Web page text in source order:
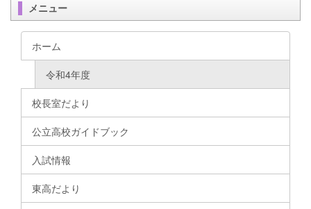
メニュー
ホーム
令和4年度
校長室だより
公立高校ガイドブック
入試情報
東高だより